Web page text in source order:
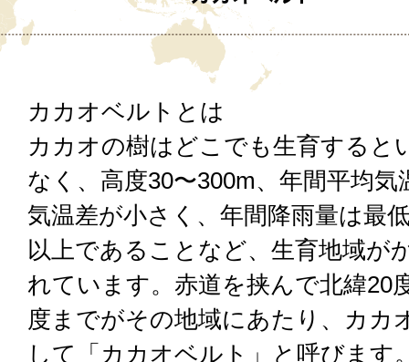
カカオベルトとは
カカオの樹はどこでも生育すると
なく、高度30〜300m、年間平均
気温差が小さく、年間降雨量は最
以上であることなど、生育地域が
れています。赤道を挟んで北緯20
度までがその地域にあたり、カカ
して「カカオベルト」と呼びます